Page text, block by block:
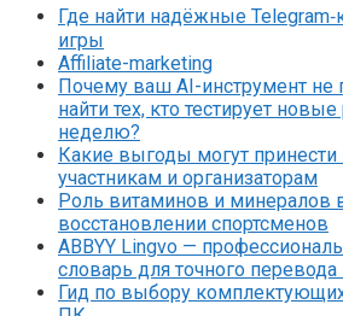
Где найти надёжные
игры
Affiliate-marketing
Почему ваш AI-инструмент не
найти тех, кто тестирует
неделю?
Какие выгоды могут
участникам и организаторам
Роль витаминов и минералов
восстановлении спортсменов
ABBYY Lingvo —
словарь для точного
Гид по выбору